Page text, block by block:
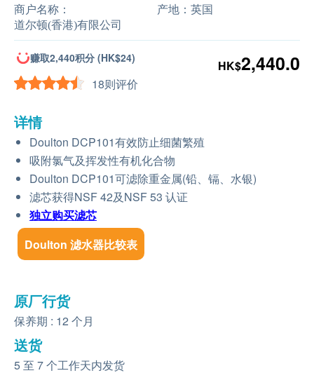
商户名称：
道尔顿(香港)有限公司
产地： 英国
赚取2,440积分 (HK$24)
18则评价
HK$2,440.0
详情
Doulton DCP101有效防止细菌繁殖
吸附氯气及挥发性有机化合物
Doulton DCP101可滤除重金属(铅、镉、水银)
滤芯获得NSF 42及NSF 53 认证
独立购买滤芯
Doulton 滤水器比较表
原厂行货
保养期 : 12 个月
送货
5 至 7 个工作天内发货